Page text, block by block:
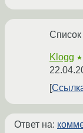
Список
Klogg ★
Ответ на: